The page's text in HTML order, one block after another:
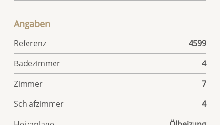
Angaben
Referenz
4599
Badezimmer
4
Zimmer
7
Schlafzimmer
4